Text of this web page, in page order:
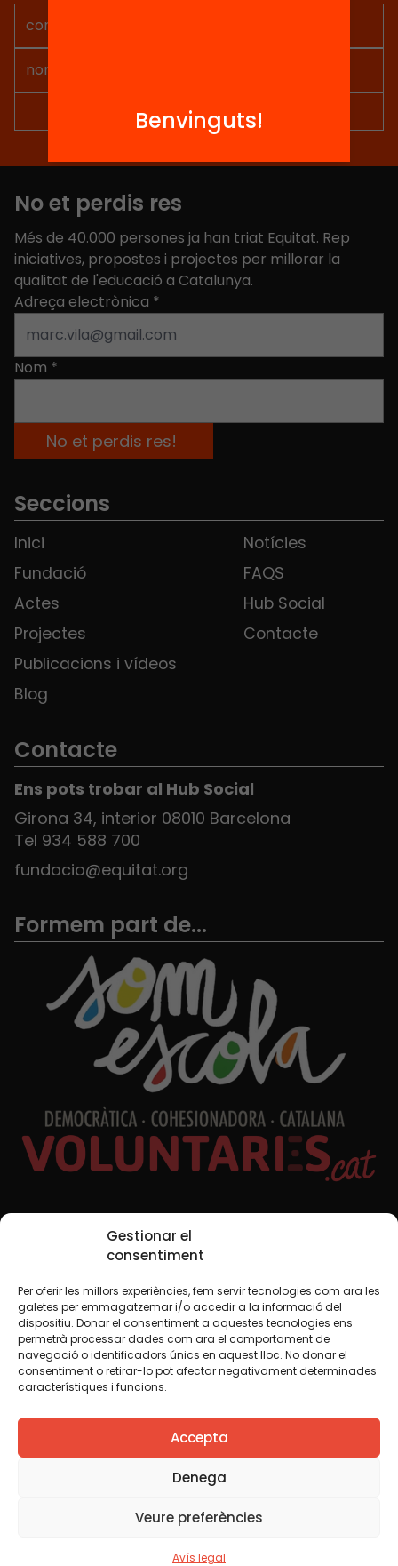
Gestionar el
consentiment
Per oferir les millors experiències, fem servir tecnologies com ara les
galetes per emmagatzemar i/o accedir a la informació del
dispositiu. Donar el consentiment a aquestes tecnologies ens
permetrà processar dades com ara el comportament de
navegació o identificadors únics en aquest lloc. No donar el
consentiment o retirar-lo pot afectar negativament determinades
característiques i funcions.
Accepta
Denega
Veure preferències
Avís legal
No et perdis res
Més de 40.000 persones ja han triat Equitat. Rep
iniciatives, propostes i projectes per millorar la
qualitat de l'educació a Catalunya.
Adreça electrònica *
Nom *
Seccions
Inici
Fundació
Actes
Projectes
Publicacions i vídeos
Blog
Notícies
FAQS
Hub Social
Contacte
Contacte
Ens pots trobar al Hub Social
Girona 34, interior 08010 Barcelona
Tel 934 588 700
fundacio@equitat.org
Formem part de...
Xarxes Socials
TWT YTB IG FB IN
Avís legalPolítica de cookies
Creiem que el coneixement s’ha de compartir. Per això
fem servir una llicència Creative Commons, llevat que en
algun material indiquem el contrari. Us animem a copiar,
redistribuir, remesclar o transformar i crear els continguts
comercial. Només us demanem que reconegueu
Benvinguts!